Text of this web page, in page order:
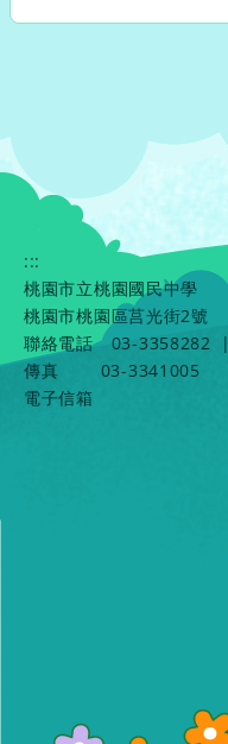
:::
桃園市立桃園國民中學
桃園市桃園區莒光街2號
聯絡電話
03-3358282
|
傳真
03-3341005
電子信箱